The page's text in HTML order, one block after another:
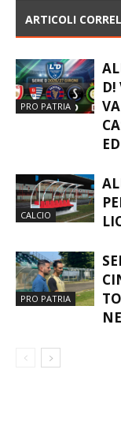
ARTICOLI
PRO PATRIA
D!
CALCIO
PRO PATRIA